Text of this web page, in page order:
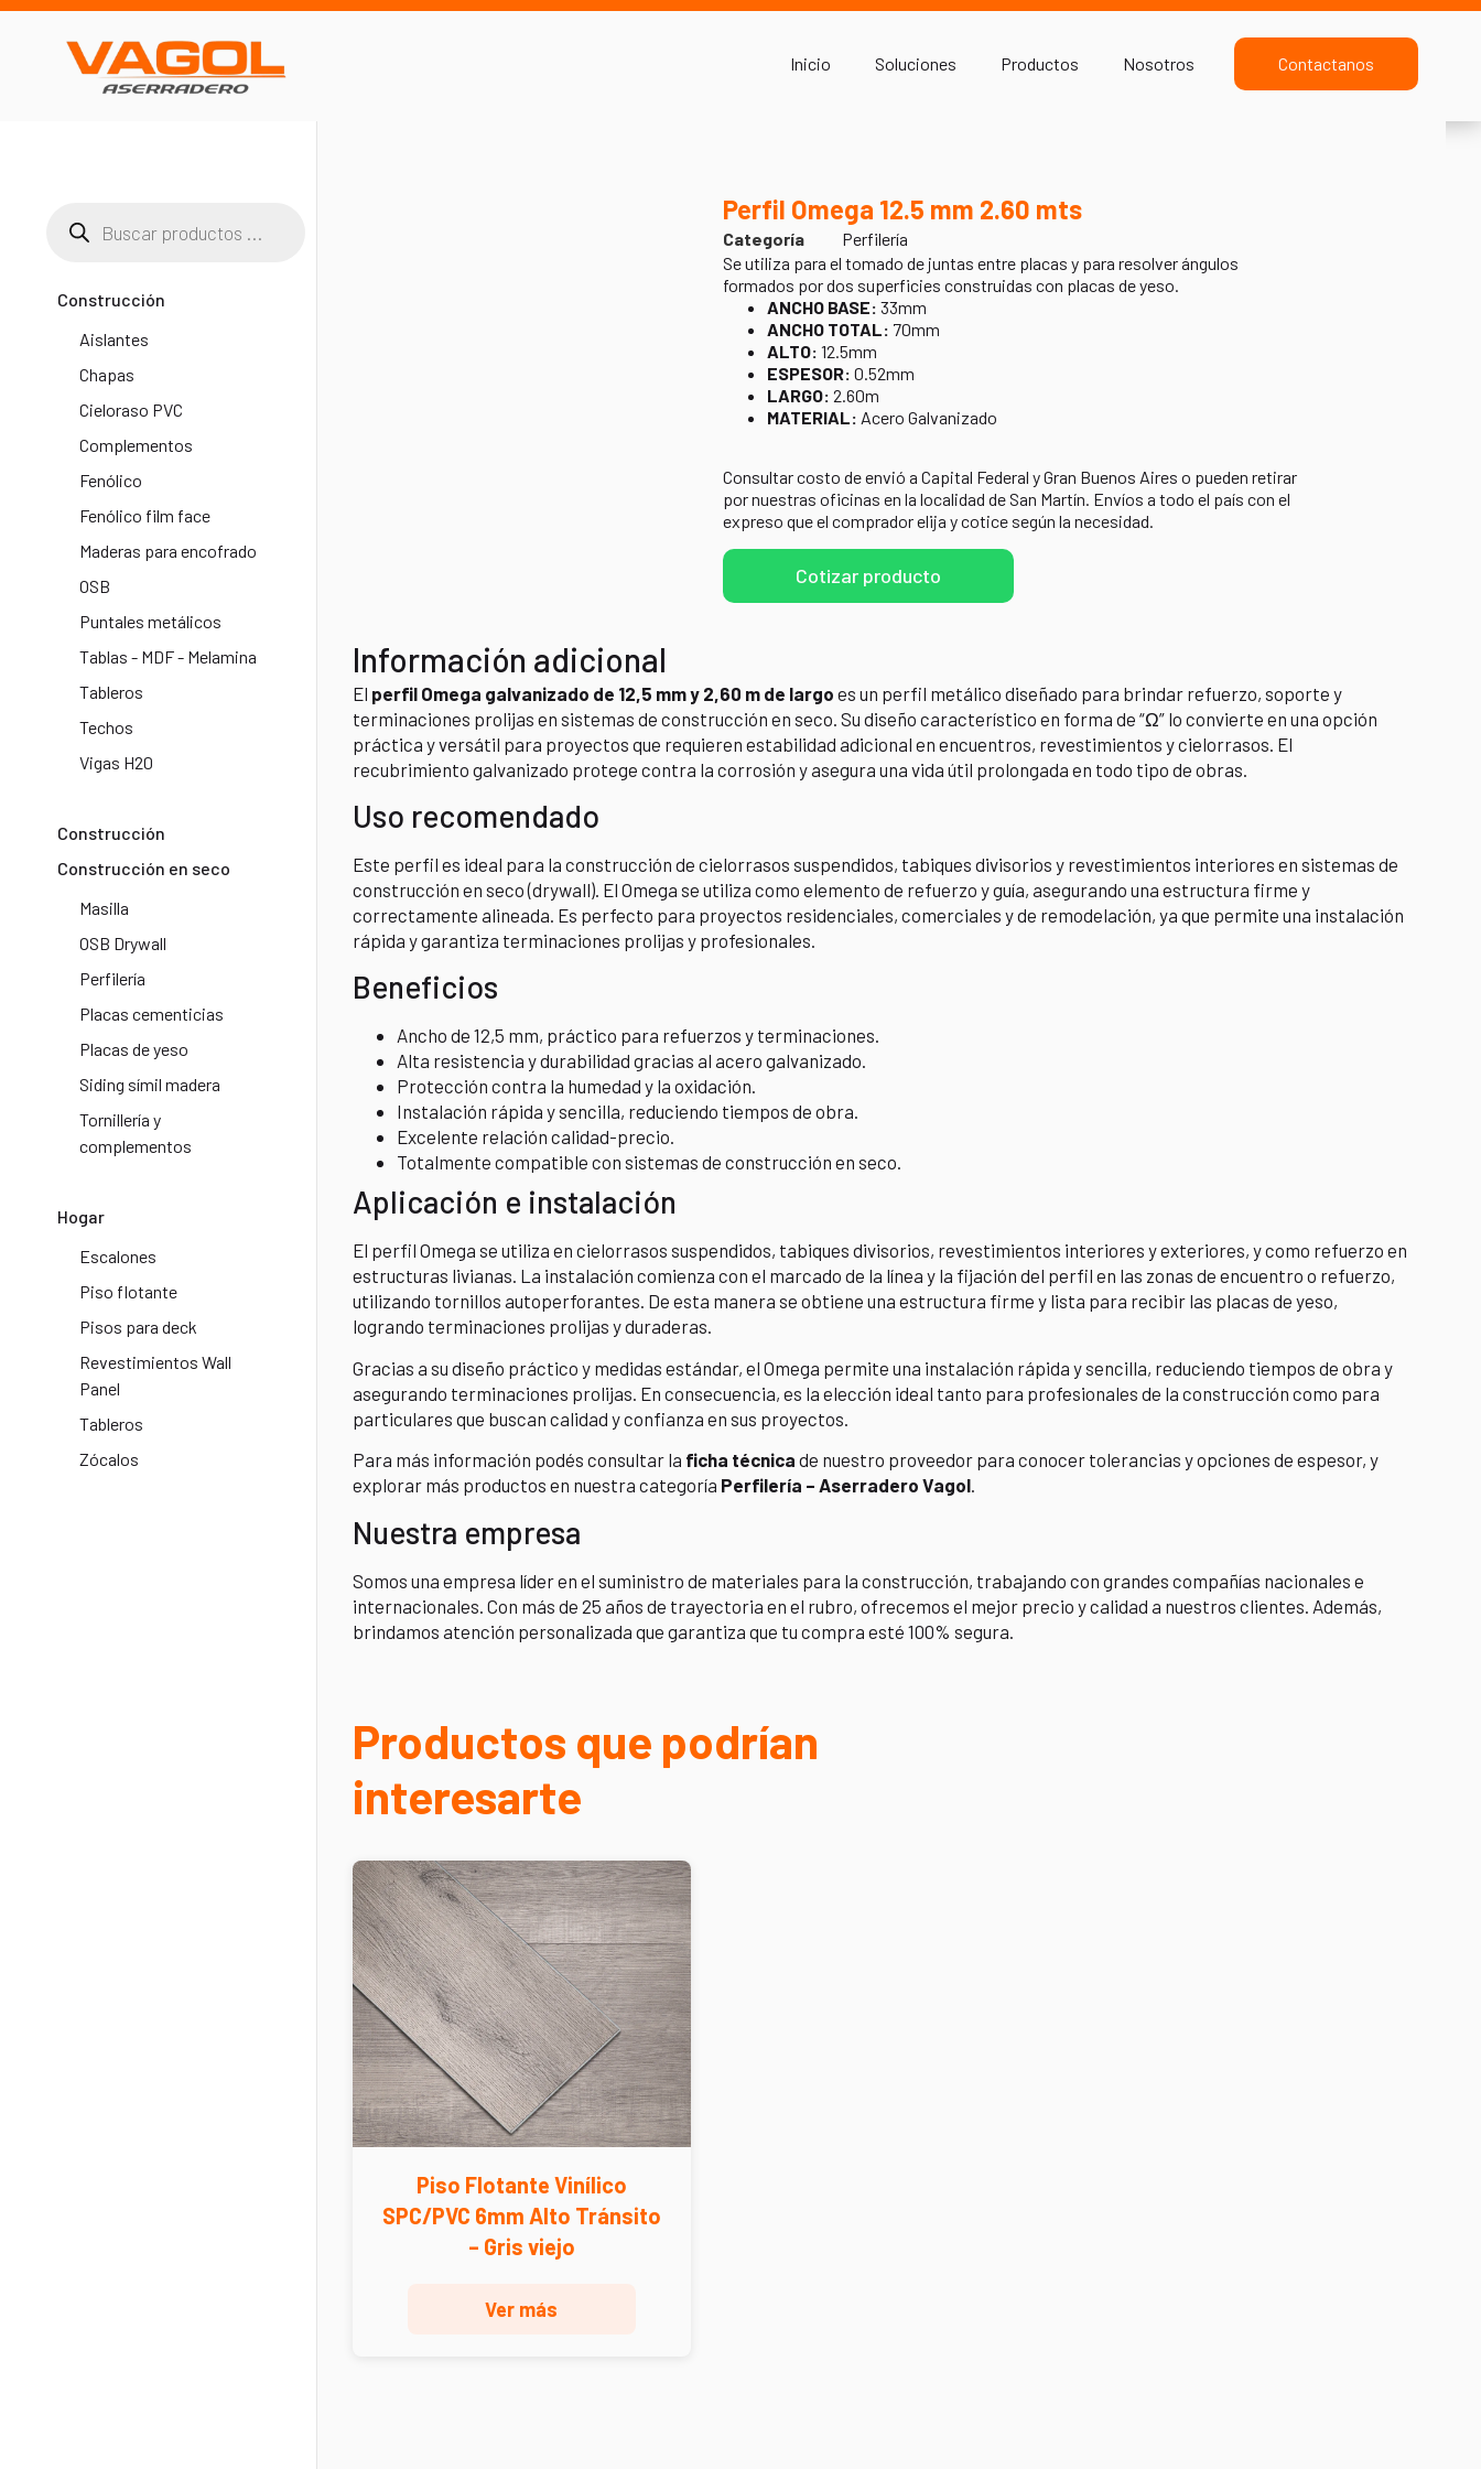
Inicio Soluciones Productos Nosotros Contactanos
Construcción
Aislantes
Chapas
Cieloraso PVC
Complementos
Fenólico​
Fenólico film face​
Maderas para encofrado
OSB
Puntales metálicos
Tablas - MDF - Melamina
Tableros
Techos
Vigas H20​
Construcción
Construcción en seco
Masilla
OSB Drywall
Perfilería
Placas cementicias
Placas de yeso
Siding símil madera
Tornillería y
complementos
Hogar
Escalones
Piso flotante
Pisos para deck
Revestimientos Wall
Panel
Tableros
Zócalos
Perfil Omega 12.5 mm 2.60 mts
Categoría
Perfilería
Se utiliza para el tomado de juntas entre placas y para resolver ángulos
formados por dos superficies construidas con placas de yeso.
ANCHO BASE: 33mm
ANCHO TOTAL: 70mm
ALTO: 12.5mm
ESPESOR: 0.52mm
LARGO: 2.60m
MATERIAL: Acero Galvanizado
Consultar costo de envió a Capital Federal y Gran Buenos Aires o pueden retirar
por nuestras oficinas en la localidad de San Martín. Envíos a todo el país con el
expreso que el comprador elija y cotice según la necesidad.
Cotizar producto
Información adicional
El perfil Omega galvanizado de 12,5 mm y 2,60 m de largo es un perfil metálico diseñado para brindar refuerzo, soporte y
terminaciones prolijas en sistemas de construcción en seco. Su diseño característico en forma de “Ω” lo convierte en una opción
práctica y versátil para proyectos que requieren estabilidad adicional en encuentros, revestimientos y cielorrasos. El
recubrimiento galvanizado protege contra la corrosión y asegura una vida útil prolongada en todo tipo de obras.
Uso recomendado
Este perfil es ideal para la construcción de cielorrasos suspendidos, tabiques divisorios y revestimientos interiores en sistemas de
construcción en seco (drywall). El Omega se utiliza como elemento de refuerzo y guía, asegurando una estructura firme y
correctamente alineada. Es perfecto para proyectos residenciales, comerciales y de remodelación, ya que permite una instalación
rápida y garantiza terminaciones prolijas y profesionales.
Beneficios
Ancho de 12,5 mm, práctico para refuerzos y terminaciones.
Alta resistencia y durabilidad gracias al acero galvanizado.
Protección contra la humedad y la oxidación.
Instalación rápida y sencilla, reduciendo tiempos de obra.
Excelente relación calidad-precio.
Totalmente compatible con sistemas de construcción en seco.
Aplicación e instalación
El perfil Omega se utiliza en cielorrasos suspendidos, tabiques divisorios, revestimientos interiores y exteriores, y como refuerzo en
estructuras livianas. La instalación comienza con el marcado de la línea y la fijación del perfil en las zonas de encuentro o refuerzo,
utilizando tornillos autoperforantes. De esta manera se obtiene una estructura firme y lista para recibir las placas de yeso,
logrando terminaciones prolijas y duraderas.
Gracias a su diseño práctico y medidas estándar, el Omega permite una instalación rápida y sencilla, reduciendo tiempos de obra y
asegurando terminaciones prolijas. En consecuencia, es la elección ideal tanto para profesionales de la construcción como para
particulares que buscan calidad y confianza en sus proyectos.
Para más información podés consultar la ficha técnica de nuestro proveedor para conocer tolerancias y opciones de espesor, y
explorar más productos en nuestra categoría Perfilería – Aserradero Vagol.
Nuestra empresa
Somos una empresa líder en el suministro de materiales para la construcción, trabajando con grandes compañías nacionales e
internacionales. Con más de 25 años de trayectoria en el rubro, ofrecemos el mejor precio y calidad a nuestros clientes. Además,
brindamos atención personalizada que garantiza que tu compra esté 100% segura.
Productos que podrían
interesarte
Piso Flotante Vinílico
SPC/PVC 6mm Alto Tránsito
– Gris viejo
Ver más